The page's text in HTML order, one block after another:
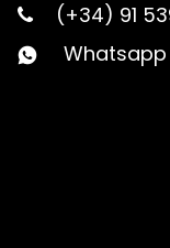
(+34) 91
Whatsapp